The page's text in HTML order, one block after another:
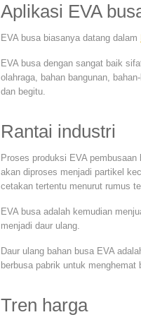
Aplikasi EVA
EVA busa biasanya datang dalam
EVA busa dengan sangat baik
olahraga, bahan bangunan,
dan begitu.
Rantai industri
Proses produksi EVA
akan diproses menjadi partikel
cetakan tertentu menurut rumus
EVA busa adalah kemudian
menjadi daur ulang.
Daur ulang bahan busa EVA
berbusa pabrik untuk menghemat
Tren harga